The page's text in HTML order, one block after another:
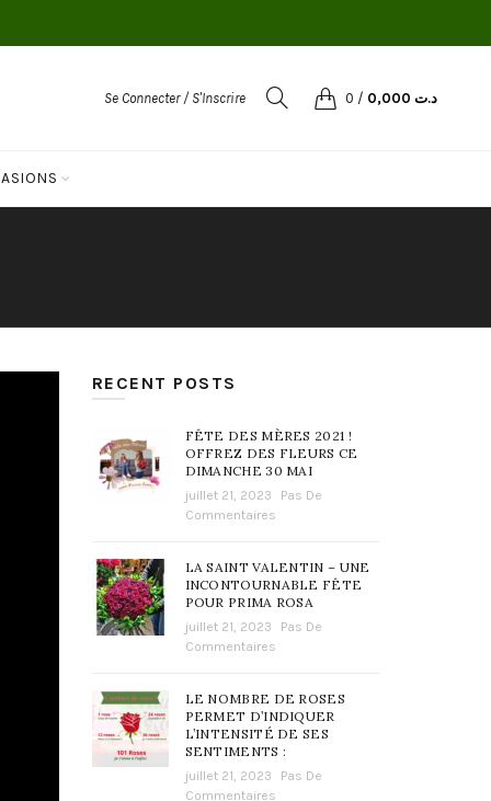
Se Connecter / S'Inscrire 0 / د.ت
RECENT POSTS
FÊTE DES MÈRES 2021 !
OFFREZ DES FLEURS CE
DIMANCHE 30 MAI
juillet 21, 2023
Pas De
Commentaires
LA SAINT VALENTIN – UNE
INCONTOURNABLE FÊTE
POUR PRIMA ROSA
juillet 21, 2023
Pas De
Commentaires
LE NOMBRE DE ROSES
PERMET D’INDIQUER
L’INTENSITÉ DE SES
SENTIMENTS :
juillet 21, 2023
Pas De
Commentaires